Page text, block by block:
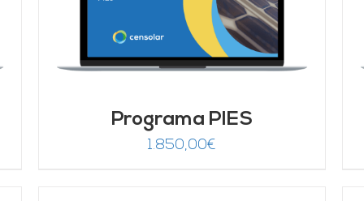
Programa PIES
1.850,00€
Valorado
4.67 de 5
AÑADIR AL CARRITO / DETALLES